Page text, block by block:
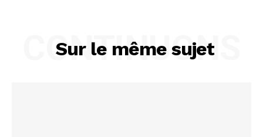
Sur le même sujet
CONTINUONS